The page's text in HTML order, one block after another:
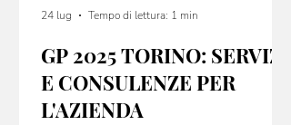
GP 2025 TORINO: SERVIZI
E CONSULENZE PER
L'AZIENDA
24 lug Tempo di lettura: 1 min